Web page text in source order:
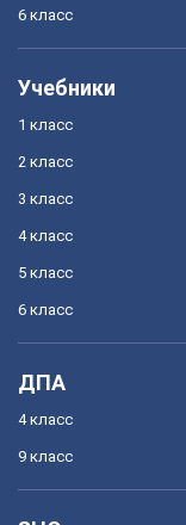
6 класс
Учебники
1 класс
2 класс
3 класс
4 класс
5 класс
6 класс
ДПА
4 класс
9 класс